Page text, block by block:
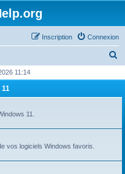
Connexion
Inscription
h
r
11:14
11.
vos logiciels Windows favoris.